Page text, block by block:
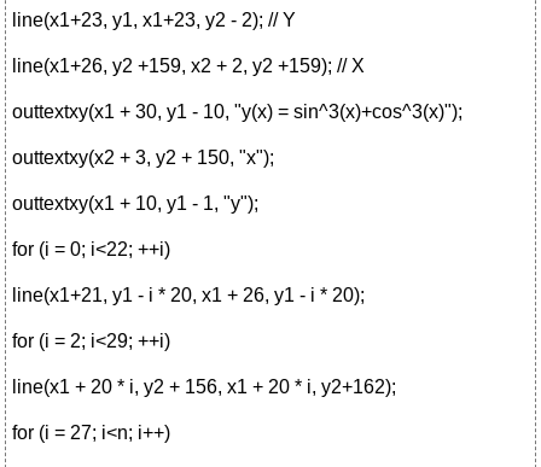
line(x1+23, y1, x1+23, y2 - 2); // Y
line(x1+26, y2 +159, x2 + 2, y2 +159); // X
outtextxy(x1 + 30, y1 - 10, "y(x) = sin^3(x)+cos^3(x)");
outtextxy(x2 + 3, y2 + 150, "x");
outtextxy(x1 + 10, y1 - 1, "y");
for (i = 0; i<22; ++i)
line(x1+21, y1 - i * 20, x1 + 26, y1 - i * 20);
for (i = 2; i<29; ++i)
line(x1 + 20 * i, y2 + 156, x1 + 20 * i, y2+162);
for (i = 27; i<n; i++)